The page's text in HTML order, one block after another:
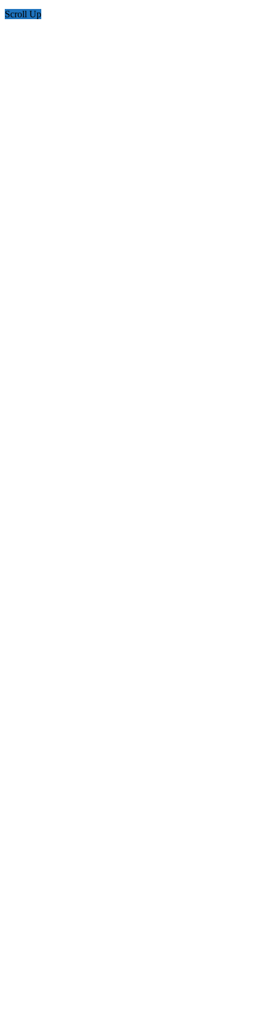
Scroll Up